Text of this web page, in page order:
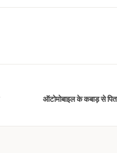
ऑटोमोबाइल के कबाड़ से